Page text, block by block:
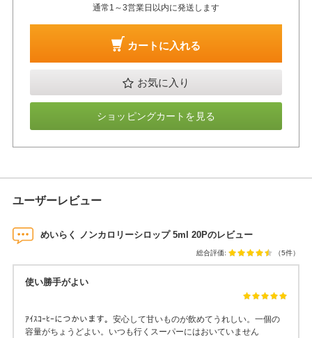
通常1～3営業日以内に発送します
カートに入れる
お気に入り
ショッピングカートを見る
ユーザーレビュー
めいらく ノンカロリーシロップ 5ml 20Pのレビュー
総合評価: （5件）
使い勝手がよい
ｱｲｽｺｰﾋｰにつかいます。安心して甘いものが飲めてうれしい。一個の
容量がちょうどよい。いつも行くスーパーにはおいていません